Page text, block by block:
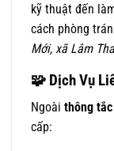
kỹ thuật đến
cách phòng
Mới, xã Lâm
🧩 Dịch Vụ
Ngoài thông
cấp: